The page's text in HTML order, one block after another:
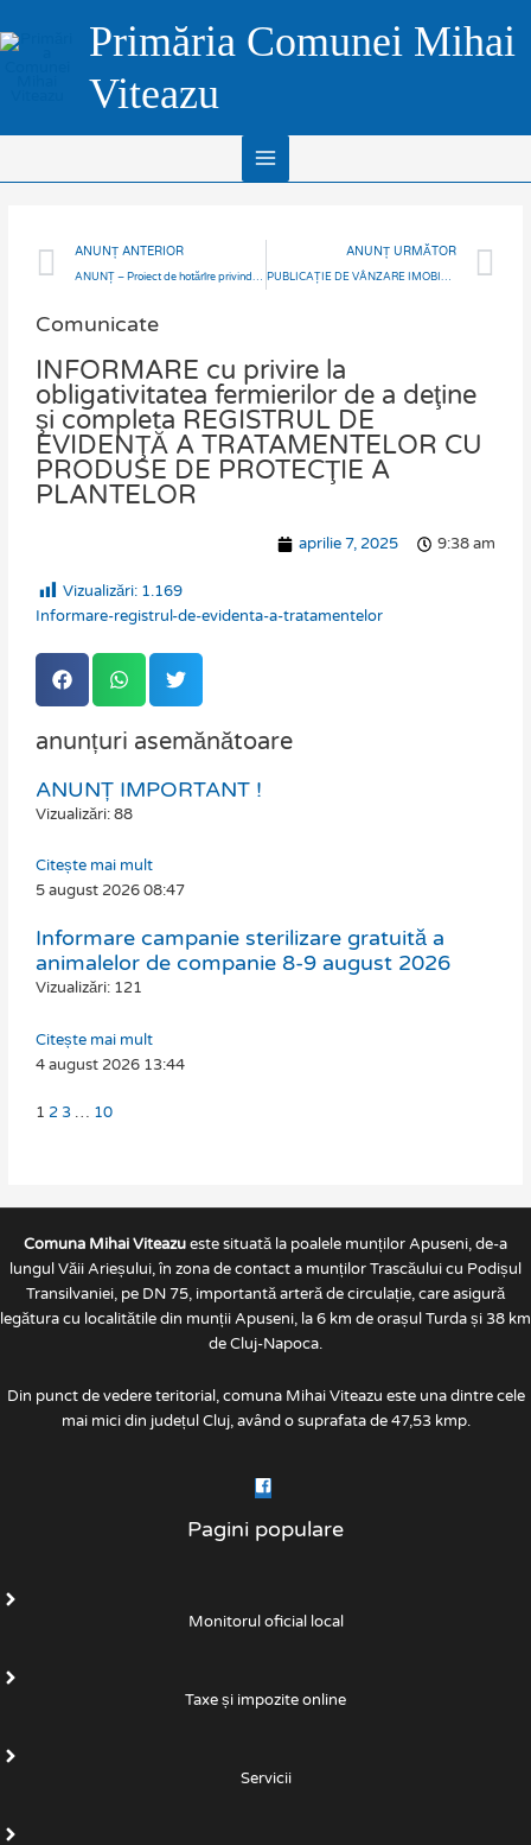
to
Primăria Comunei Mihai
Viteazu
Menu
Prev
ANUNȚ ANTERIOR
ANUNȚ – Proiect de hotărîre privind aprobare REACTUALIZARE PLAN URBANISTIC DE ZONĂ PROTEJATĂ „CHEILE TURZII”, județul Cluj.
ANUNȚ URMĂTOR
PUBLICAȚIE DE VÂNZARE IMOBILIARĂ
Comunicate
INFORMARE cu privire la
obligativitatea fermierilor de a deţine
şi completa REGISTRUL DE
EVIDENŢĂ A TRATAMENTELOR CU
PRODUSE DE PROTECŢIE A
PLANTELOR
aprilie 7, 2025 9:38 am
Vizualizări: 1.169
Informare-registrul-de-evidenta-a-tratamentelor
anunțuri asemănătoare
ANUNȚ IMPORTANT !
Vizualizări: 88
Citește mai mult
5 august 202608:47
Informare campanie sterilizare gratuită a
animalelor de companie 8-9 august 2026
Vizualizări: 121
Citește mai mult
4 august 2026 13:44
Page
1
Page
2
Page
3 …
Page
10
Comuna Mihai Viteazueste situată la poalele munților Apuseni, de-a
lungul Văii Arieșului, în zona de contact a munților Trascăului cu Podișul
Transilvaniei, pe DN 75, importantă arteră de circulație, care asigură
legătura cu localitătile din munții Apuseni, la 6 km de orașul Turda și 38 km
de Cluj-Napoca.
Din punct de vedere teritorial, comuna Mihai Viteazu este una dintre cele
mai mici din județul Cluj, având o suprafata de 47,53 kmp.
Pagini populare
Monitorul oficial local
Taxe și impozite online
Servicii